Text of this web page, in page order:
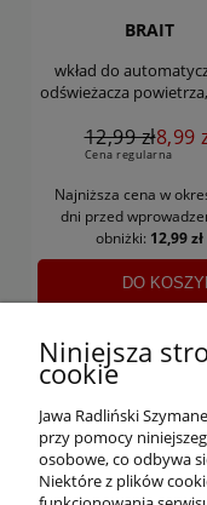
BRAIT
wkład do
odświeżacza
12,99 zł
Cena regularna
8,99
Najniższa cena w
dni przed
obniżki: 12,99 zł
DO
Niniejsza
cookie
Jawa Radliński
przy pomocy
osobowe, co odbywa
Niektóre z plików